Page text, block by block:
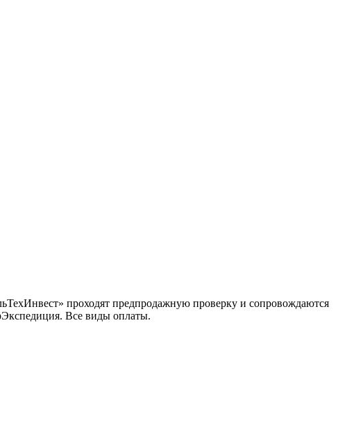
проходят предпродажную проверку и сопровождаются
Все виды оплаты.